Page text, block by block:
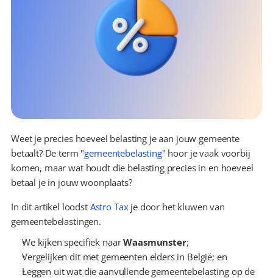
Weet je precies hoeveel belasting je aan jouw gemeente
betaalt? De term "gemeentebelasting" hoor je vaak voorbij
komen, maar wat houdt die belasting precies in en hoeveel
betaal je in jouw woonplaats?
In dit artikel loodst Astro Tax je door het kluwen van
gemeentebelastingen.
We kijken specifiek naar Waasmunster;
Vergelijken dit met gemeenten elders in België; en
Leggen uit wat die aanvullende gemeentebelasting op de